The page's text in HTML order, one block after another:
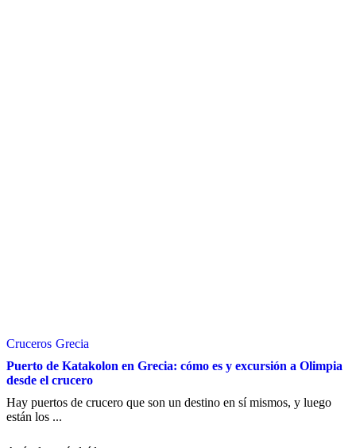
Cruceros Grecia
Puerto de Katakolon en Grecia: cómo es y excursión a Olimpia
desde el crucero
Hay puertos de crucero que son un destino en sí mismos, y luego
están los ...